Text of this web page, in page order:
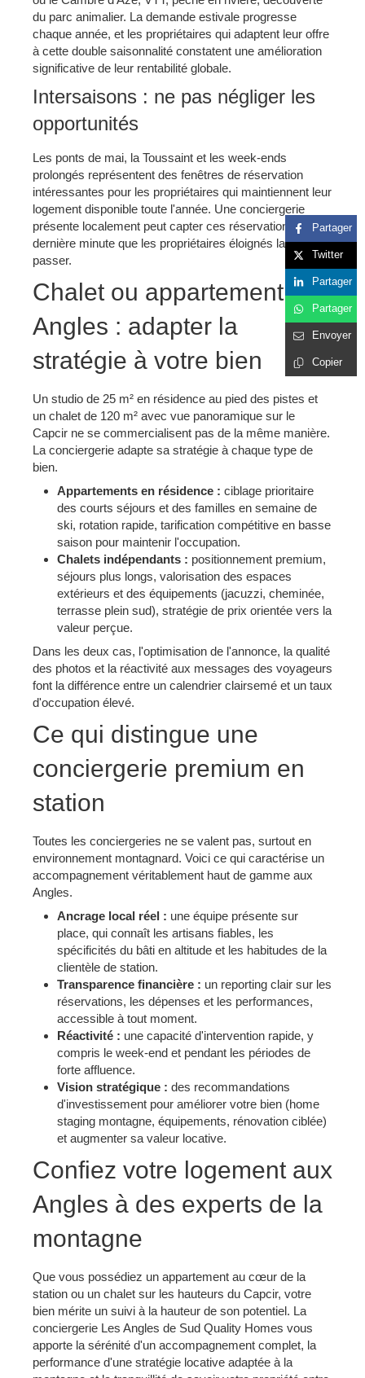
du parc animalier. La demande estivale progresse
chaque année, et les propriétaires qui adaptent leur offre
à cette double saisonnalité constatent une amélioration
significative de leur rentabilité globale.
Intersaisons : ne pas négliger les
opportunités
Les ponts de mai, la Toussaint et les week-ends
prolongés représentent des fenêtres de réservation
intéressantes pour les propriétaires qui maintiennent leur
logement disponible toute l'année. Une conciergerie
présente localement peut capter ces réservations de
dernière minute que les propriétaires éloignés laissent
passer.
Chalet ou appartement aux
Angles : adapter la
stratégie à votre bien
Un studio de 25 m² en résidence au pied des pistes et
un chalet de 120 m² avec vue panoramique sur le
Capcir ne se commercialisent pas de la même manière.
La conciergerie adapte sa stratégie à chaque type de
bien.
Appartements en résidence : ciblage prioritaire
des courts séjours et des familles en semaine de
ski, rotation rapide, tarification compétitive en basse
saison pour maintenir l'occupation.
Chalets indépendants : positionnement premium,
séjours plus longs, valorisation des espaces
extérieurs et des équipements (jacuzzi, cheminée,
terrasse plein sud), stratégie de prix orientée vers la
valeur perçue.
Dans les deux cas, l'optimisation de l'annonce, la qualité
des photos et la réactivité aux messages des voyageurs
font la différence entre un calendrier clairsemé et un taux
d'occupation élevé.
Ce qui distingue une
conciergerie premium en
station
Toutes les conciergeries ne se valent pas, surtout en
environnement montagnard. Voici ce qui caractérise un
accompagnement véritablement haut de gamme aux
Angles.
Ancrage local réel : une équipe présente sur
place, qui connaît les artisans fiables, les
spécificités du bâti en altitude et les habitudes de la
clientèle de station.
Transparence financière : un reporting clair sur les
réservations, les dépenses et les performances,
accessible à tout moment.
Réactivité : une capacité d'intervention rapide, y
compris le week-end et pendant les périodes de
forte affluence.
Vision stratégique : des recommandations
d'investissement pour améliorer votre bien (home
staging montagne, équipements, rénovation ciblée)
et augmenter sa valeur locative.
Confiez votre logement aux
Angles à des experts de la
montagne
Que vous possédiez un appartement au cœur de la
station ou un chalet sur les hauteurs du Capcir, votre
bien mérite un suivi à la hauteur de son potentiel. La
conciergerie Les Angles de Sud Quality Homes vous
apporte la sérénité d'un accompagnement complet, la
performance d'une stratégie locative adaptée à la
Partager
Twitter
Partager
Partager
Envoyer
Copier